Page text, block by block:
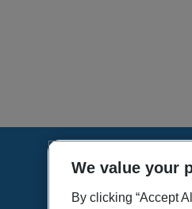
We value your
By clicking “Accept